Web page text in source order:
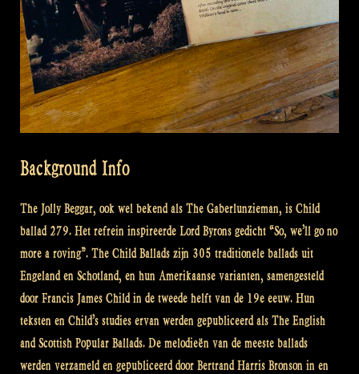
Background Info
The Jolly Beggar, ook wel bekend als The Gaberlunzieman, is Child
ballad 279. Het refrein inspireerde Lord Byrons gedicht “So, we’ll go no
more a roving”. The Child Ballads zijn 305 traditionele ballads uit
Engeland en Schotland, en hun Amerikaanse varianten, samengesteld
door Francis James Child in de tweede helft van de 19e eeuw. Hun
teksten en Child’s studies ervan werden gepubliceerd als The English
and Scottish Popular Ballads. De melodieën van de meeste ballads
werden verzameld en gepubliceerd door Bertrand Harris Bronson in en